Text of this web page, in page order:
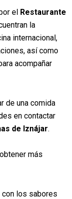
el Restaurante
la
internacional,
así como
acompañar
de una comida
en contactar
de Iznájar.
más
los sabores